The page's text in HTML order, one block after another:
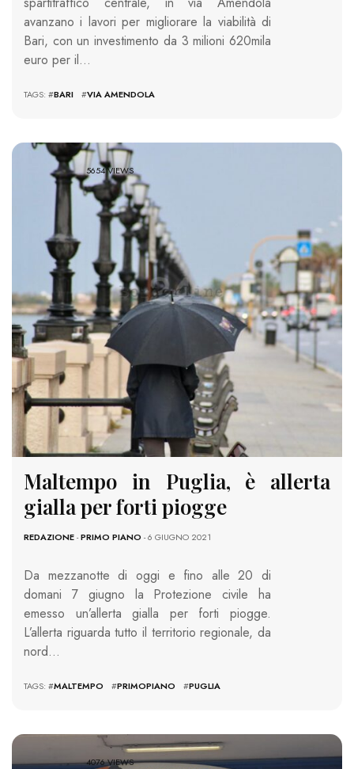
avanzano i lavori per migliorare la viabilità di
Bari, con un investimento da 3 milioni 620mila
euro per il…
TAGS: #BARI #VIA AMENDOLA
5654 VIEWS
Maltempo in Puglia, è allerta
gialla per forti piogge
REDAZIONE-PRIMO PIANO - 6 GIUGNO 2021
Da mezzanotte di oggi e fino alle 20 di
domani 7 giugno la Protezione civile ha
emesso un’allerta gialla per forti piogge.
L’allerta riguarda tutto il territorio regionale, da
nord…
TAGS: #MALTEMPO #PRIMOPIANO #PUGLIA
4076 VIEWS